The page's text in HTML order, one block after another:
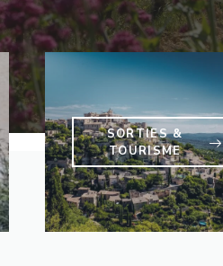
SORTIES &
TOURISME